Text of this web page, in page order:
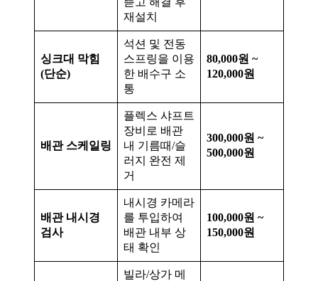
재설치
싱크대 막힘
(단순)
석션 및 전동
스프링을 이용
한 배수구 소
통
80,000원 ~
120,000원
배관 스케일링
플렉스 샤프트
장비로 배관
내 기름때/슬
러지 완전 제
거
300,000원 ~
500,000원
배관 내시경
검사
내시경 카메라
를 투입하여
배관 내부 상
태 확인
100,000원 ~
150,000원
빌라/상가 메